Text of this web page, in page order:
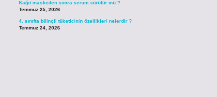
Kağıt maskeden sonra serum sürülür mü ?
Temmuz 25, 2026
4. sınıfta bilinçli tüketicinin özellikleri nelerdir ?
Temmuz 24, 2026